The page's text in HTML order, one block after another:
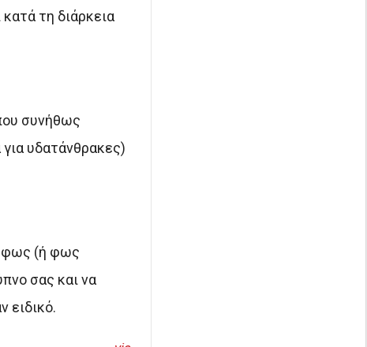
τη διάρκεια
συνήθως
υδατάνθρακες)
φως (ή φως
σας και να
ειδικό.